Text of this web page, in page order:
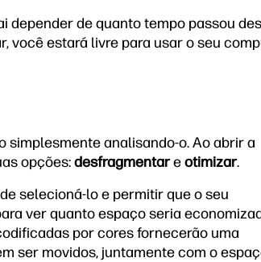
depender de quanto tempo passou
você estará livre para usar o seu
simplesmente analisando-o. Ao abrir a
opções:desfragmentareotimizar.
selecioná-lo e permitir que o seu
ver quanto espaço seria
por cores fornecerão uma
ser movidos, juntamente com o